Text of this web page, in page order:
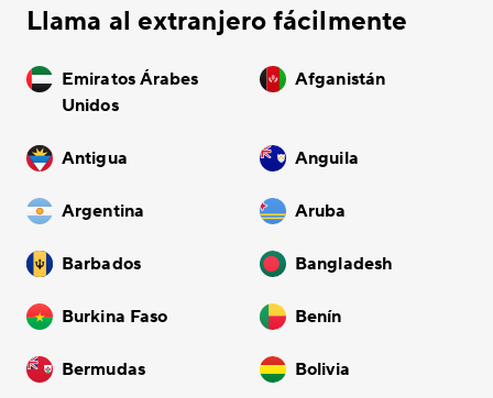
Llama al extranjero fácilmente
Emiratos Árabes
Unidos
Afganistán
Antigua Anguila
Argentina Aruba
Barbados Bangladesh
Burkina Faso Benín
Bermudas Bolivia